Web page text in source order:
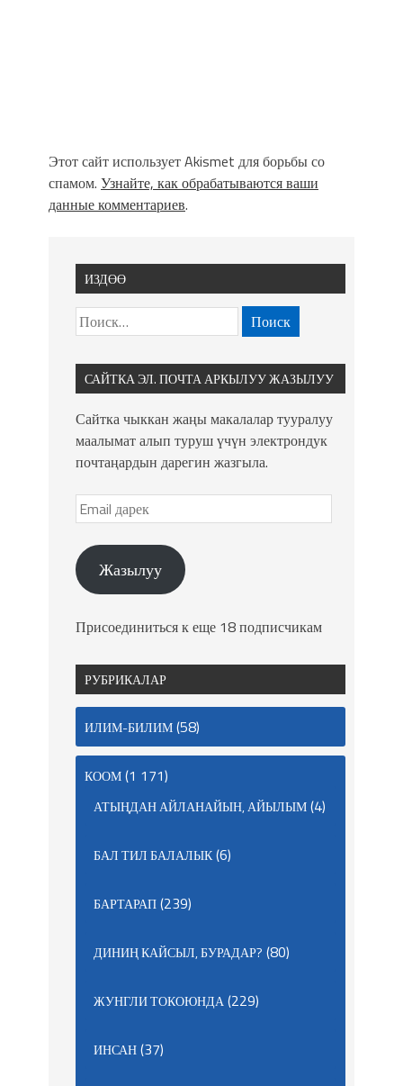
Этот сайт использует Akismet для борьбы со
спамом. Узнайте, как обрабатываются ваши
данные комментариев.
ИЗДӨӨ
САЙТКА ЭЛ. ПОЧТА АРКЫЛУУ ЖАЗЫЛУУ
Сайтка чыккан жаңы макалалар тууралуу
маалымат алып туруш үчүн электрондук
почтаңардын дарегин жазгыла.
Жазылуу
Присоединиться к еще 18 подписчикам
РУБРИКАЛАР
ИЛИМ-БИЛИМ(58)
КООМ(1 171)
АТЫҢДАН АЙЛАНАЙЫН, АЙЫЛЫМ(4)
БАЛ ТИЛ БАЛАЛЫК(6)
БАРТАРАП(239)
ДИНИҢ КАЙСЫЛ, БУРАДАР? (80)
ЖУНГЛИ ТОКОЮНДА(229)
ИНСАН(37)